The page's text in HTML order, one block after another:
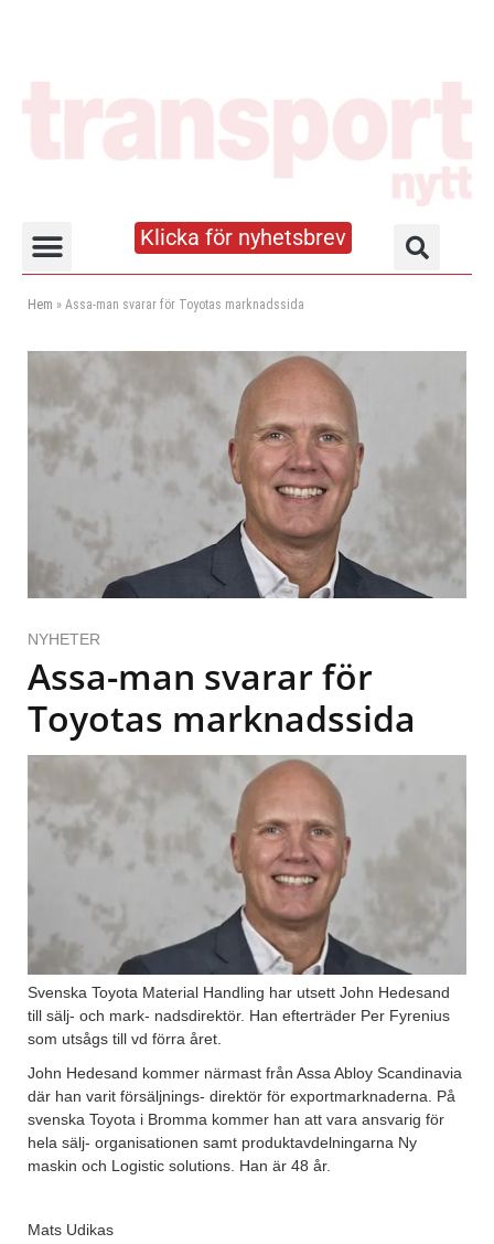
Klicka för nyhetsbrev
Hem » Assa-man svarar för Toyotas marknadssida
NYHETER
Assa-man svarar för
Toyotas marknadssida
Svenska Toyota Material Handling har utsett John Hedesand
till sälj- och mark- nadsdirektör. Han efterträder Per Fyrenius
som utsågs till vd förra året.
John Hedesand kommer närmast från Assa Abloy Scandinavia
där han varit försäljnings- direktör för exportmarknaderna. På
svenska Toyota i Bromma kommer han att vara ansvarig för
hela sälj- organisationen samt produktavdelningarna Ny
maskin och Logistic solutions. Han är 48 år.
Mats Udikas